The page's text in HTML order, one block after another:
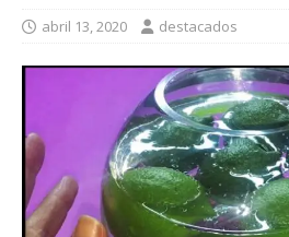
abril 13, 2020 destacados